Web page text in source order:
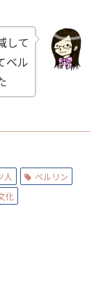
して
ベル
人
ベルリン
化